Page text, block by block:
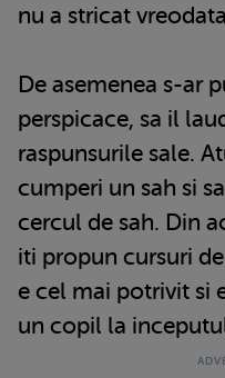
nu a stricat
De asemenea s-ar
perspicace, sa il
raspunsurile sale.
cumperi un sah si
cercul de sah. Din
iti propun cursuri
e cel mai potrivit si
un copil la